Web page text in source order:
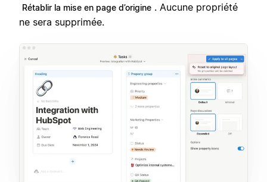
Rétablir la mise en page d’origine . Aucune propriété
ne sera supprimée.